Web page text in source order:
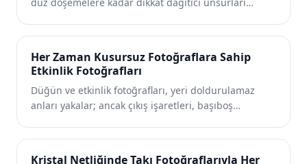
içeriğini anında geliştirir. Düzenlemeye daha az,
ayırın.
Her Zaman Kusursuz Fotoğraflara Sahip
Etkinlik Fotoğrafları
Düğün ve etkinlik fotoğrafları, yeri doldurulamaz
anları yakalar; ancak çıkış işaretleri, başıboş
Magic Eraser, fotoğrafçıların ve planlamacıların
Kristal Netliğinde Takı Fotoğraflarıyla Her